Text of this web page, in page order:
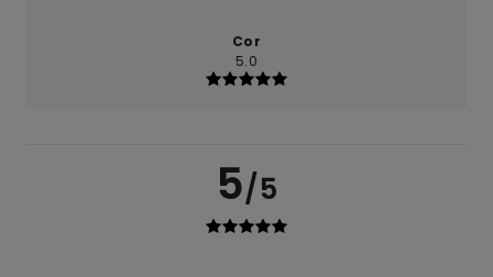
Cor
5.0
5/5